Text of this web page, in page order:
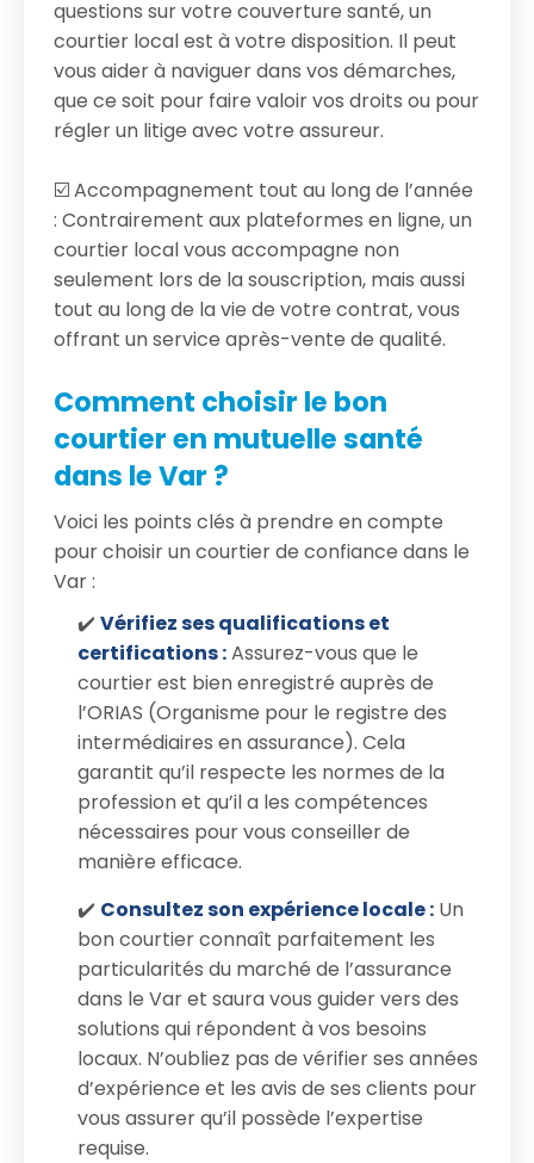
questions sur votre couverture santé, un
courtier local est à votre disposition. Il peut
vous aider à naviguer dans vos démarches,
que ce soit pour faire valoir vos droits ou pour
régler un litige avec votre assureur.
☑️ Accompagnement tout au long de l’année
: Contrairement aux plateformes en ligne, un
courtier local vous accompagne non
seulement lors de la souscription, mais aussi
tout au long de la vie de votre contrat, vous
offrant un service après-vente de qualité.
Comment choisir le bon
courtier en mutuelle santé
dans le Var ?
Voici les points clés à prendre en compte
pour choisir un courtier de confiance dans le
Var :
✔️ Vérifiez ses qualifications et
certifications :Assurez-vous que le
courtier est bien enregistré auprès de
l’ORIAS (Organisme pour le registre des
intermédiaires en assurance). Cela
garantit qu’il respecte les normes de la
profession et qu’il a les compétences
nécessaires pour vous conseiller de
manière efficace.
✔️ Consultez son expérience locale : Un
bon courtier connaît parfaitement les
particularités du marché de l’assurance
dans le Var et saura vous guider vers des
solutions qui répondent à vos besoins
locaux. N’oubliez pas de vérifier ses années
d’expérience et les avis de ses clients pour
vous assurer qu’il possède l’expertise
requise.